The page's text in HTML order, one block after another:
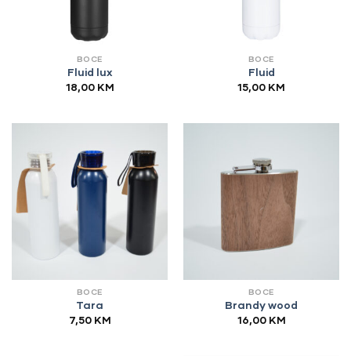
BOCE
Fluid lux
18,00 KM
BOCE
Fluid
15,00 KM
BOCE
Tara
7,50 KM
BOCE
Brandy wood
16,00 KM